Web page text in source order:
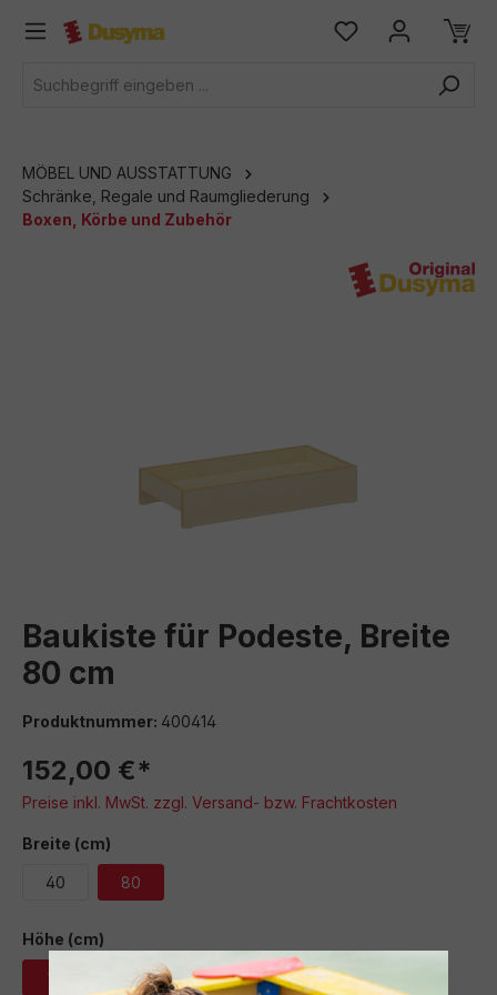
springen
MÖBEL UND AUSSTATTUNG
Schränke, Regale und Raumgliederung
Boxen, Körbe und Zubehör
Baukiste für Podeste, Breite
80 cm
Produktnummer: 400414
152,00 €*
Preise inkl. MwSt. zzgl. Versand- bzw. Frachtkosten
Breite (cm)
40 80
Höhe (cm)
15 25 35